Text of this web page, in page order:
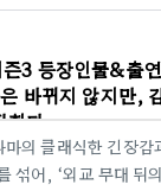
밍이 한데 얽혀 개인
드 사이먼(David
으로 축적하죠. 누가
게 이행할 것인가’라
적하며, 제목의 인용
쓰게 된다”는 현실
본정보HBO 쇼 미 더
3 등장인물&출
바뀌지 않지만,
힌다
의 클래식한 긴장감
섞어, ‘외교 무대 뒤